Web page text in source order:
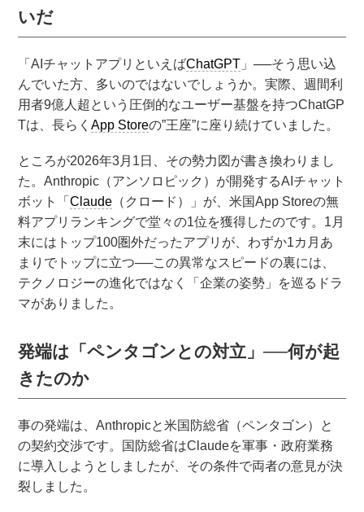
いだ
「AIチャットアプリといえばChatGPT 」──そう思い込
んでいた方、多いのではないでしょうか。実際、週間利
用者9億人超という圧倒的なユーザー基盤を持つChatGP
Tは、長らくApp Storeの”王座”に座り続けていました。
ところが2026年3月1日、その勢力図が書き換わりまし
た。Anthropic（アンソロピック）が開発するAIチャット
ボット「Claude （クロード）」が、米国App Storeの無
料アプリランキングで堂々の1位を獲得したのです。1月
末にはトップ100圏外だったアプリが、わずか1カ月あ
まりでトップに立つ──この異常なスピードの裏には、
テクノロジーの進化ではなく「企業の姿勢」を巡るドラ
マがありました。
発端は「ペンタゴンとの対立」──何が起
きたのか
事の発端は、Anthropicと米国防総省（ペンタゴン）と
の契約交渉です。国防総省はClaudeを軍事・政府業務
に導入しようとしましたが、その条件で両者の意見が決
裂しました。